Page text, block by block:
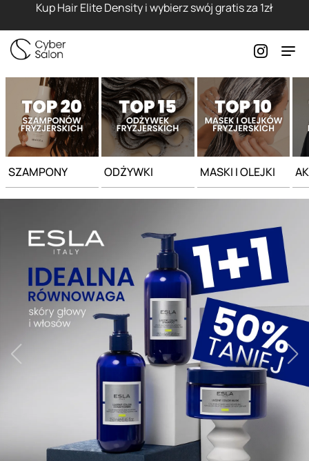
Kup Hair Elite Density i wybierz swój gratis za 1zł
SZAMPONY ODŻYWKI MASKI I OLEJKI
Strona główna - Cyber Salon